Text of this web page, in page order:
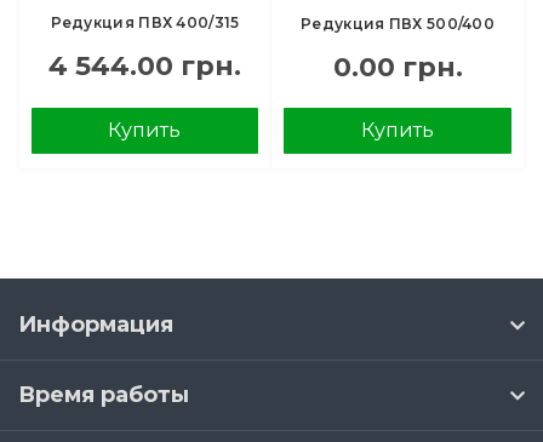
Редукция ПВХ 400/315
4 544.00 грн.
Купить
Редукция ПВХ 500/400
0.00 грн.
Купить
Информация
Время работы